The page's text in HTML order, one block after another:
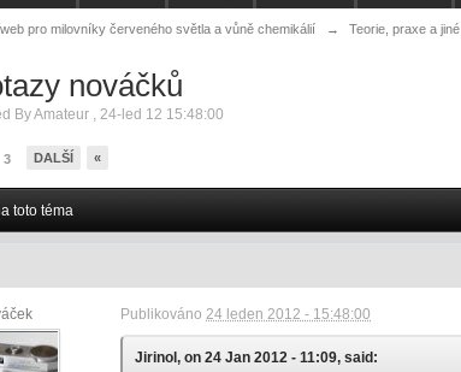
pro milovníky červeného světla a vůně chemikálií → Teorie, praxe a jiné
nováčků
ByAmateur ,24-led 12 15:48:00
3 DALŠÍ «
toto téma
Publikováno24 leden 2012 - 15:48:00
Jirinol, on 24 Jan 2012 - 11:09, said: